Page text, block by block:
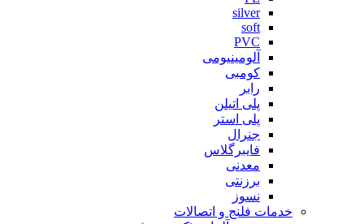
silver
soft
PVC
آلومینیومی
کومبی
رابر
پلی اتیلن
پلی استر
جنرال
فایبرگلاس
معدنی
برزنتی
نسوز
خدمات فلنج و اتصالات